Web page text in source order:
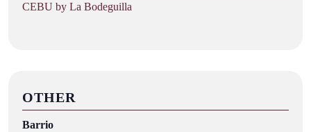
CEBU by La Bodeguilla
OTHER
Barrio